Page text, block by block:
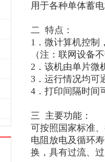
用于各种单体蓄
二 特点：
1 ．微计算机控
（注：联网设备
2 ．该机由单片
3 ．运行情况均
4 ．打印间隔时
三 主要功能：
可按照国家标准
电阻放电及循环
换，具有过流、